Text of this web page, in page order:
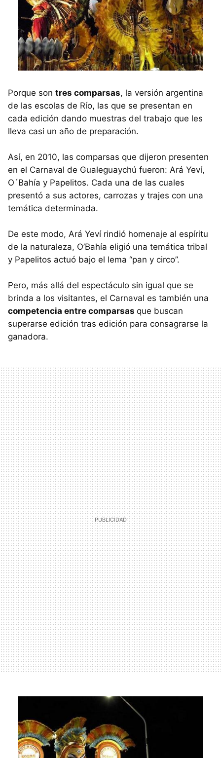
Porque son tres comparsas, la versión argentina
de las escolas de Río, las que se presentan en
cada edición dando muestras del trabajo que les
lleva casi un año de preparación.
Así, en 2010, las comparsas que dijeron presenten
en el Carnaval de Gualeguaychú fueron: Ará Yeví,
O´Bahía y Papelitos. Cada una de las cuales
presentó a sus actores, carrozas y trajes con una
temática determinada.
De este modo, Ará Yeví rindió homenaje al espíritu
de la naturaleza, O’Bahía eligió una temática tribal
y Papelitos actuó bajo el lema “pan y circo”.
Pero, más allá del espectáculo sin igual que se
brinda a los visitantes, el Carnaval es también una
competencia entre comparsas que buscan
superarse edición tras edición para consagrarse la
ganadora.